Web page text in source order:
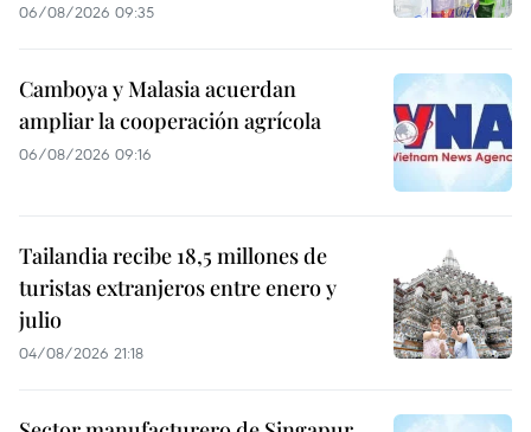
06/08/2026 09:35
Camboya y Malasia acuerdan
ampliar la cooperación agrícola
06/08/2026 09:16
Tailandia recibe 18,5 millones de
turistas extranjeros entre enero y
julio
04/08/2026 21:18